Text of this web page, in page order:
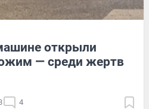
открыли
— среди жертв
4